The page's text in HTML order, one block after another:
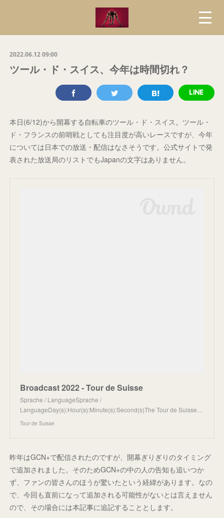
2022.06.12 09:00
ツール・ド・スイス、今年は時間切れ？
本日(6/12)から開幕する自転車のツール・ド・スイス。ツール・
ド・フランスの前哨戦としても注目度が高いレースですが、今年
については日本での放送・配信はなさそうです。公式サイトで発
表された放送局のリストでもJapanの文字はありません。
Broadcast 2022 - Tour de Suisse
Sprache / LanguageSprache /
LanguageDay(s):Hour(s):Minute(s):Second(s)The Tour de Suisse…
Tour de Suisse
昨年はGCN+で配信されたのですが、開幕ぎりぎりのタイミング
で追加されました。そのためGCN+の中の人の告知も追いつか
ず、ファンの皆さんのほうが驚いたという経緯があります。なの
で、今回も直前になって追加される可能性がないとは言えません
ので、その場合には本記事に追記することとします。